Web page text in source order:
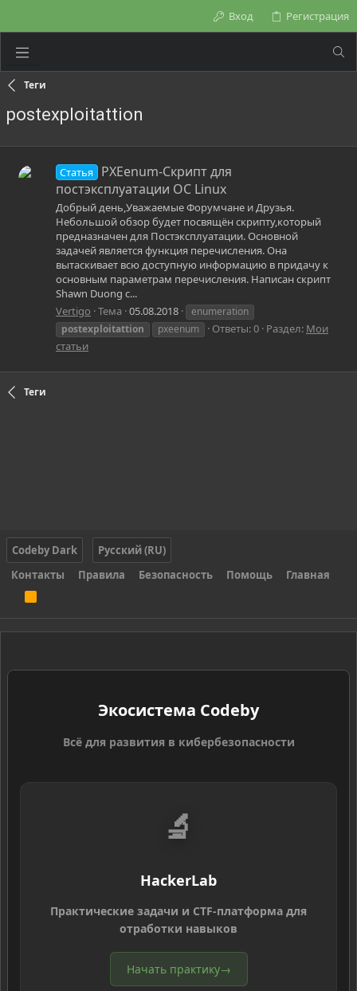
Вход Регистрация
Теги
postexploitattion
Статья
PXEenum-Скрипт для
постэксплуатации ОС Linux
Добрый день,Уважаемые Форумчане и Друзья.
Небольшой обзор будет посвящён скрипту,который
предназначен для Постэксплуатации. Основной
задачей является функция перечисления. Она
вытаскивает всю доступную информацию в придачу к
основным параметрам перечисления. Написан скрипт
Shawn Duong с...
Vertigo Тема 05.08.2018
enumeration
postexploitattion
pxeenum Ответы: 0 Раздел: Мои
статьи
Теги
Codeby Dark
Русский (RU)
Контакты
Правила Безопасность Помощь Главная
S
Экосистема Codeby
Всё для развития в кибербезопасности
🔬
HackerLab
Практические задачи и CTF-платформа для
отработки навыков
Начать практику→